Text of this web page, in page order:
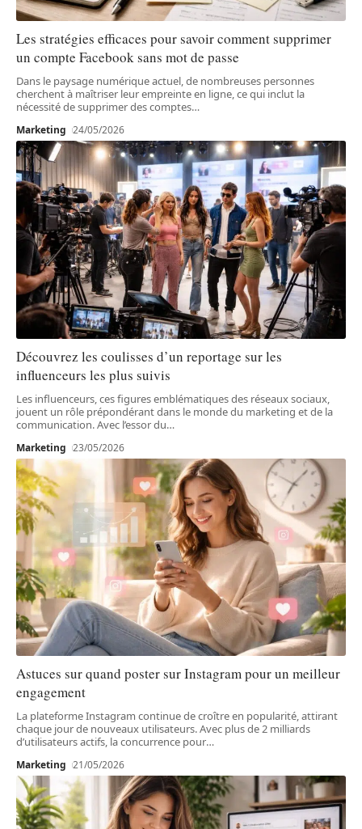
Les stratégies efficaces pour savoir comment supprimer
un compte Facebook sans mot de passe
Dans le paysage numérique actuel, de nombreuses personnes
cherchent à maîtriser leur empreinte en ligne, ce qui inclut la
nécessité de supprimer des comptes…
Marketing 24/05/2026
Découvrez les coulisses d’un reportage sur les
influenceurs les plus suivis
Les influenceurs, ces figures emblématiques des réseaux sociaux,
jouent un rôle prépondérant dans le monde du marketing et de la
communication. Avec l’essor du…
Marketing 23/05/2026
Astuces sur quand poster sur Instagram pour un meilleur
engagement
La plateforme Instagram continue de croître en popularité, attirant
chaque jour de nouveaux utilisateurs. Avec plus de 2 milliards
d’utilisateurs actifs, la concurrence pour…
Marketing 21/05/2026